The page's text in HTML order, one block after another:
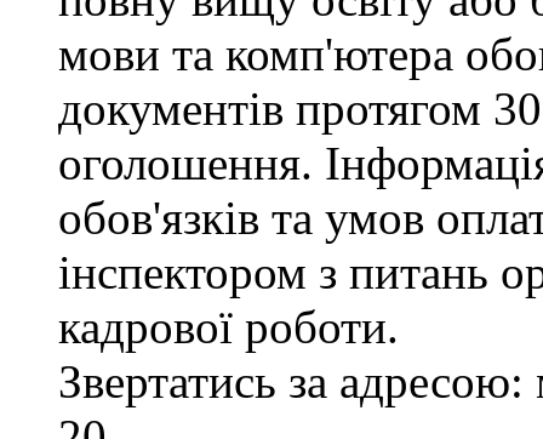
мови та комп'ютера
документів протягом
оголошення.
обов'язків та умов
інспектором з питань
кадрової роботи.
Звертатись за